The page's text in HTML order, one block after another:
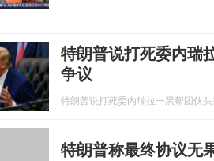
特朗普说打死委内瑞
争议
特朗普说打死委内瑞拉一黑帮团伙头
特朗普称最终协议无